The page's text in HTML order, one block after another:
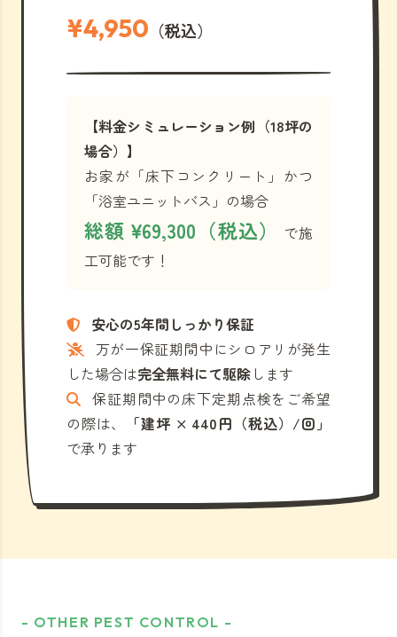
¥4,950 （税込）
【料金シミュレーション例（18坪の
場合）】
お家が「床下コンクリート」かつ
「浴室ユニットバス」の場合
総額 ¥69,300（税込）
で施
工可能です！
安心の5年間しっかり保証
万が一保証期間中にシロアリが発生
した場合は完全無料にて駆除 します
保証期間中の床下定期点検をご希望
の際は、
「建坪 × 440円（税込）/回」
で承ります
- OTHER PEST CONTROL -